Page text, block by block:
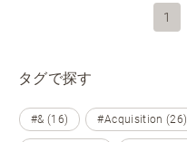
1
タグで探す
#& (16) #Acquisition (26)